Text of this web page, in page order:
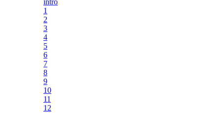
1
2
3
4
5
6
7
8
9
10
11
12